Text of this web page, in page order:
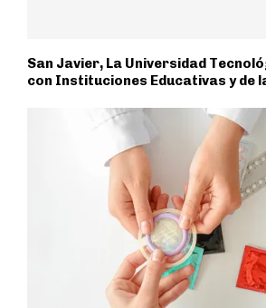
San Javier, La Universidad
con Instituciones Educativas y de